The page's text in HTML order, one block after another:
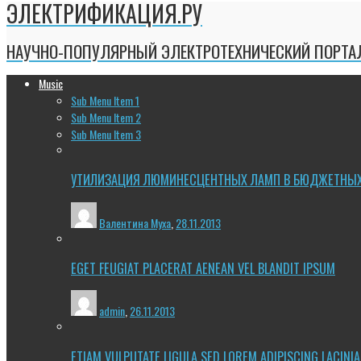
ЭЛЕКТРИФИКАЦИЯ.РУ
НАУЧНО-ПОПУЛЯРНЫЙ ЭЛЕКТРОТЕХНИЧЕСКИЙ
Music
Sub Menu Item 1
Sub Menu Item 2
Sub Menu Item 3
УТИЛИЗАЦИЯ ЛЮМИНЕСЦЕНТНЫХ ЛАМП В
Валентина Муха 28.11.2013
EGET FEUGIAT PLACERAT AENEAN VEL BLANDIT IPSUM
admin,26.11.2013
ETIAM VULPUTATE LIGULA SED LOREM ADIPISCING LACINIA